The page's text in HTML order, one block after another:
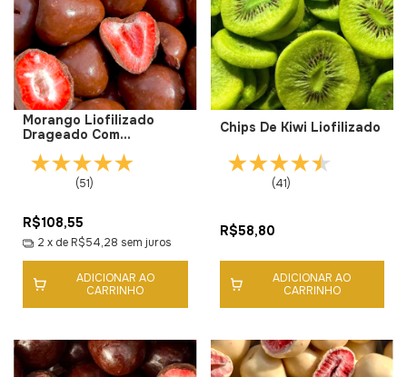
Morango Liofilizado
Drageado Com
Adição de Açúcar
(51)
R$108,55
2 x de R$54,28 sem juros
ADICIONAR AO
CARRINHO
Chips De Kiwi Liofilizado
(41)
R$58,80
ADICIONAR AO
CARRINHO